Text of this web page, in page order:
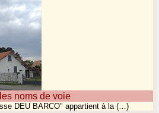
noms de voie
DEU BARCO" appartient à la (…)